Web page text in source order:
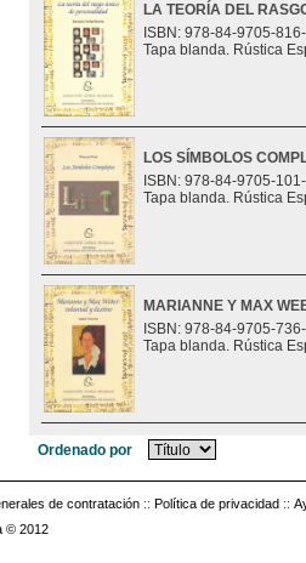
LA TEORÍA DEL
ISBN: 978-84-9705-
Tapa blanda. Rústica
LOS SÍMBOLOS
ISBN: 978-84-9705-
Tapa blanda. Rústica
MARIANNE Y MAX
ISBN: 978-84-9705-
Tapa blanda. Rústica
Ordenado por
de contratación :: Política de privacidad ::
© 2012